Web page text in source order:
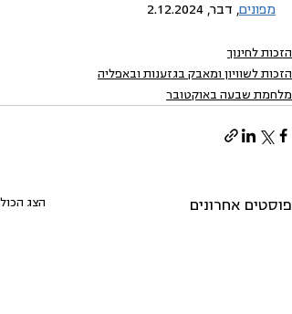
מפונים, דבר, 2.12.2024
הזכות לחינוך
הזכות לשוויון ומאבק בגזענות ובאפליה
מלחמת שבעה באוקטובר
פוסטים אחרונים הצג הכול